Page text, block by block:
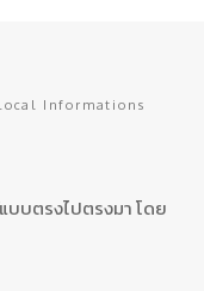
Informations
บบตรงไปตรงมา โดย